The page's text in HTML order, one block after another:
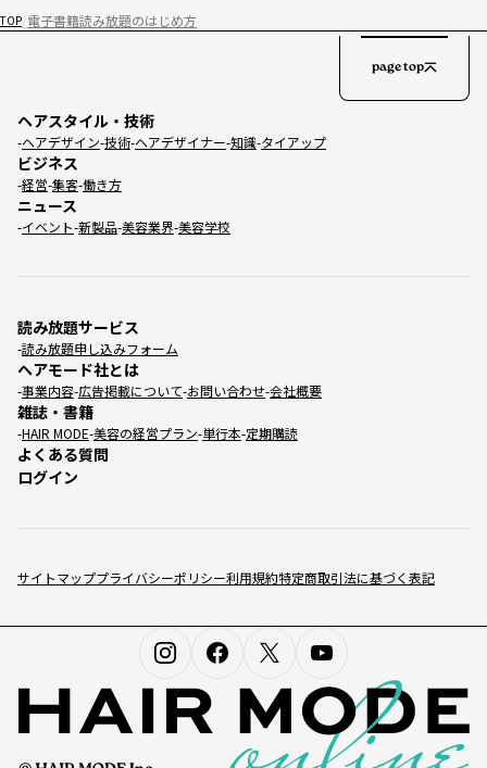
TOP 電子書籍読み放題のはじめ方
サイトマッププライバシーポリシー利用規約特定商取引法に基づく表記
ヘアスタイル・技術
ヘアデザイン 技術 ヘアデザイナー 知識 タイアップ
ビジネス
経営 集客 働き方
ニュース
イベント 新製品 美容業界 美容学校
読み放題サービス
読み放題申し込みフォーム
ヘアモード社とは
事業内容 広告掲載について お問い合わせ 会社概要
雑誌・書籍
HAIR MODE 美容の経営プラン 単行本 定期購読
よくある質問
ログイン
page top